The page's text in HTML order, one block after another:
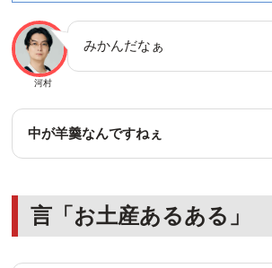
河村
みかんだなぁ
中が羊羹なんですねぇ
言「お土産あるある」